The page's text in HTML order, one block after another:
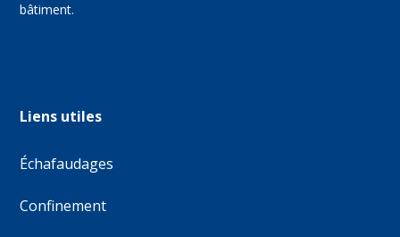
bâtiment.
Liens utiles
Échafaudages
Confinement